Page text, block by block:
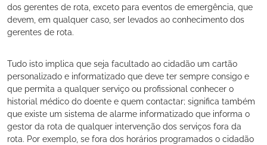
dos gerentes de rota, exceto para eventos de emergência, que
devem, em qualquer caso, ser levados ao conhecimento dos
gerentes de rota.
Tudo isto implica que seja facultado ao cidadão um cartão
personalizado e informatizado que deve ter sempre consigo e
que permita a qualquer serviço ou profissional conhecer o
historial médico do doente e quem contactar; significa também
que existe um sistema de alarme informatizado que informa o
gestor da rota de qualquer intervenção dos serviços fora da
rota. Por exemplo, se fora dos horários programados o cidadão